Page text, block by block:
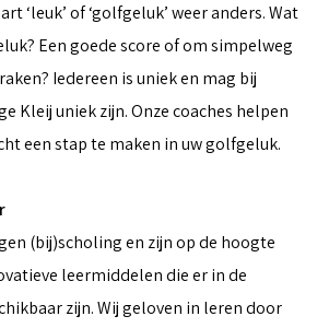
‘leuk’ of ‘golfgeluk’ weer anders. Wat
Een goede score of om simpelweg
Iedereen is uniek en mag bij
Kleij uniek zijn. Onze coaches helpen
een stap te maken in uw golfgeluk.
(bij)scholing en zijn op de hoogte
leermiddelen die er in de
zijn. Wij geloven in leren door